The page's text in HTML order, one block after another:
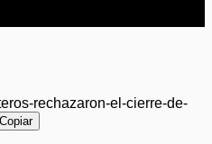
rechazaron-el-cierre-de-
Copiar